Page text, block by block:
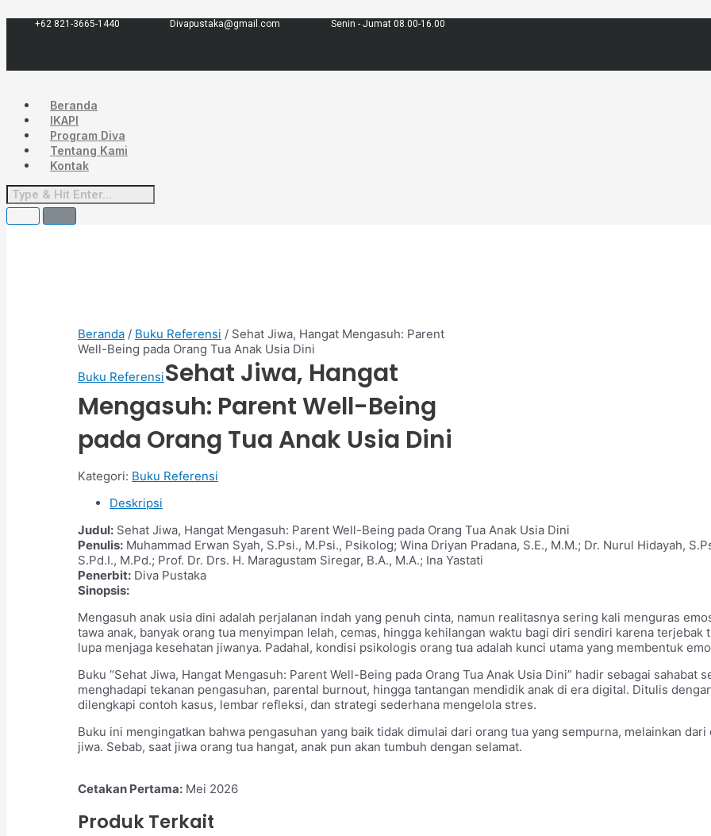
ke
+62 821-3665-1440 Divapustaka@gmail.com Senin - Jumat 08.00-16.00
Beranda
IKAPI
Program Diva
Tentang Kami
Kontak
Beranda / Buku Referensi / Sehat Jiwa, Hangat Mengasuh: Parent
Well-Being pada Orang Tua Anak Usia Dini
Buku ReferensiSehat Jiwa, Hangat
Mengasuh: Parent Well-Being
pada Orang Tua Anak Usia Dini
Kategori: Buku Referensi
Deskripsi
Judul: Sehat Jiwa, Hangat Mengasuh: Parent Well-Being pada Orang Tua Anak Usia Dini
Penulis: Muhammad Erwan Syah, S.Psi., M.Psi., Psikolog; Wina Driyan Pradana, S.E., M.M.; Dr. Nurul Hidayah,
S.Pd.I., M.Pd.; Prof. Dr. Drs. H. Maragustam Siregar, B.A., M.A.; Ina Yastati
Penerbit: Diva Pustaka
Sinopsis:
Mengasuh anak usia dini adalah perjalanan indah yang penuh cinta, namun realitasnya sering kali menguras
tawa anak, banyak orang tua menyimpan lelah, cemas, hingga kehilangan waktu bagi diri sendiri karena terjebak
lupa menjaga kesehatan jiwanya. Padahal, kondisi psikologis orang tua adalah kunci utama yang membentuk
Buku “Sehat Jiwa, Hangat Mengasuh: Parent Well-Being pada Orang Tua Anak Usia Dini” hadir sebagai sahabat
menghadapi tekanan pengasuhan, parental burnout, hingga tantangan mendidik anak di era digital. Ditulis
dilengkapi contoh kasus, lembar refleksi, dan strategi sederhana mengelola stres.
Buku ini mengingatkan bahwa pengasuhan yang baik tidak dimulai dari orang tua yang sempurna, melainkan
jiwa. Sebab, saat jiwa orang tua hangat, anak pun akan tumbuh dengan selamat.
Cetakan Pertama: Mei 2026
Produk Terkait